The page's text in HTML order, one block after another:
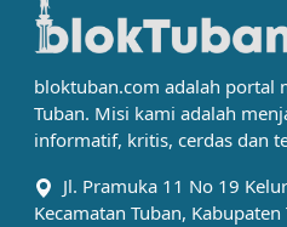
bloktuban.com adalah portal
Tuban. Misi kami adalah
informatif, kritis, cerdas dan
Jl. Pramuka 11 No 19
Kecamatan Tuban, Kabupaten